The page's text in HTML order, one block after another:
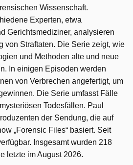
Wissenschaft.
Experten, etwa
Gerichtsmediziner, analysieren
von Straftaten. Die Serie zeigt, wie
und Methoden alte und neue
In einigen Episoden werden
von Verbrechen angefertigt, um
Die Serie umfasst Fälle
Todesfällen. Paul
der Sendung, die auf
„Forensic Files“ basiert. Seit
Insgesamt wurden 218
letzte im August 2026.